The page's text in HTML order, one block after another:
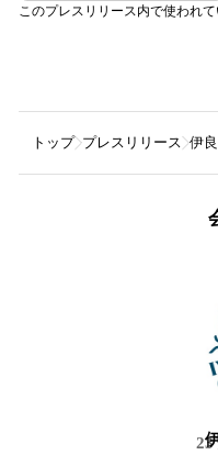
このプレスリリース内で使われ
トップ プレスリリース 伊
23